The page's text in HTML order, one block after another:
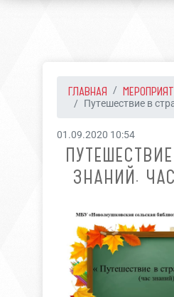
ГЛАВНАЯ
Путешествие в
01.09.2020 10:54
ЗНАНИЙ.